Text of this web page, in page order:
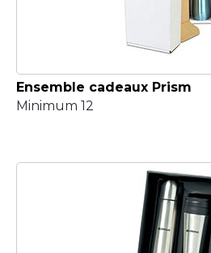
Ensemble cadeaux Prism
Minimum 12